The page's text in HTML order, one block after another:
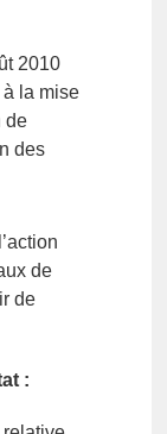
2010
la mise
de
des
de
de
: